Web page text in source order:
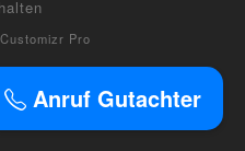
Customizr Pro
Anruf Gutachter